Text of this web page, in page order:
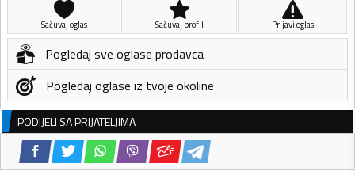
Sačuvaj oglas Sačuvaj profil Prijavi oglas
Pogledaj sve oglase prodavca
Pogledaj oglase iz tvoje okoline
PODIJELI SA PRIJATELJIMA